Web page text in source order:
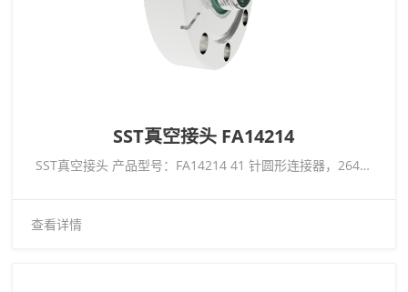
SST真空接头 FA14214
SST真空接头 产品型号：FA14214 41 针圆形连接器，26482 系列，1kV，3 安培，镀金导体，双端，CF3.375
查看详情